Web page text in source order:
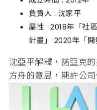
負責人 : 沈家平
屬性 : 2018年「社
計畫」 2020年「開
沈亞平解釋，諾亞克
方舟的意思，期許公